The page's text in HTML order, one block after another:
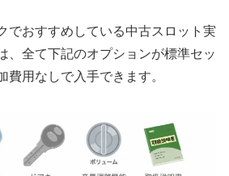
でおすすめしている中古スロット実
、全て下記のオプションが標準セッ
費用なしで入手できます。